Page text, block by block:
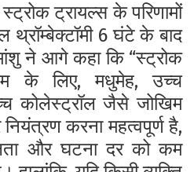
ट्रायल्स के परिणामों
थ्रॉम्बेक्टॉमी 6 घंटे के बाद
ने आगे कहा कि “स्ट्रोक
के लिए, मधुमेह, उच्च
कोलेस्ट्रॉल जैसे जोखिम
करना महत्वपूर्ण है,
और घटना दर को कम